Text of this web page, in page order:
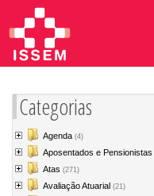
Categorias
Agenda (4)
Aposentados e Pensionistas
Atas (271)
Avaliação Atuarial (21)